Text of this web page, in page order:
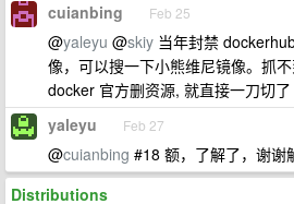
cuianbing Feb 25
@yaleyu @skiy 当年封禁
像，可以搜一下小熊维尼镜像。抓
docker 官方删资源, 就直接一刀切了
yaleyu Feb 27
@cuianbing #18 额，了解了，谢谢
Distributions